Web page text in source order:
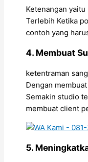
Ketenangan
Terlebih Ketika
contoh yang
4. Membuat
ketentraman
Dengan
Semakin studio
membuat client
5.